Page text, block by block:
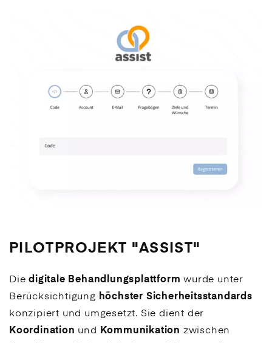
PILOTPROJEKT "ASSIST"
Diedigitale Behandlungsplattform wurde unter
Berücksichtigung höchster Sicherheitsstandards
konzipiert und umgesetzt. Sie dient der
Koordination und Kommunikation zwischen